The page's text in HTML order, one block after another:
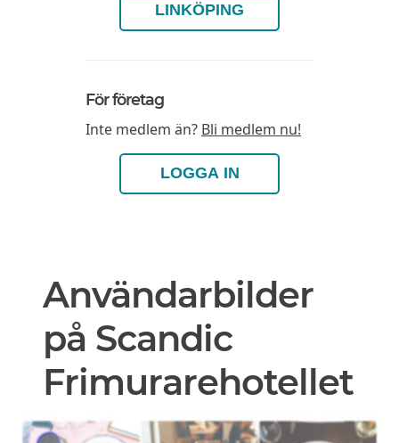
LINKÖPING
För företag
Inte medlem än? Bli medlem nu!
LOGGA IN
Användarbilder
på Scandic
Frimurarehotellet